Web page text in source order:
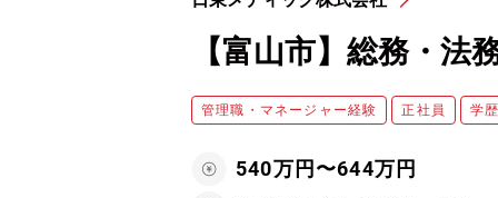
【富山市】総務・法
管理職・マネージャー経験 正社員 学
540万円〜644万円